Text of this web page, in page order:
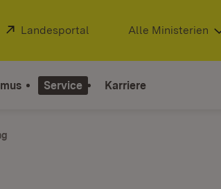
Extern:
Landesportal (Öffnet in neuem Fenster)
Alle Ministerien
Service Karriere